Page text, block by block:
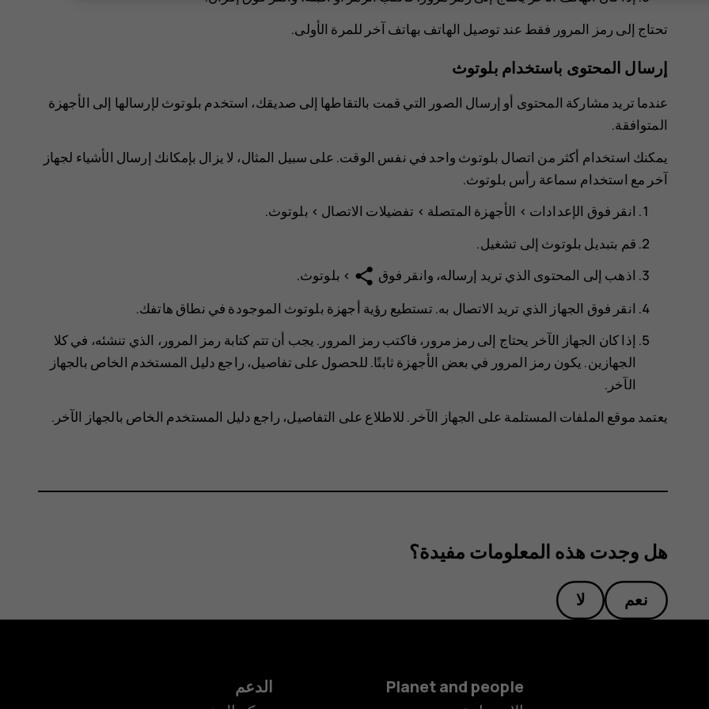
تحتاج إلى رمز المرور فقط عند توصيل الهاتف بهاتف آخر للمرة الأولى.
إرسال المحتوى باستخدام بلوتوث
عندما تريد مشاركة المحتوى أو إرسال الصور التي قمت بالتقاطها إلى صديقك، استخدم بلوتوث لإرسالها إلى الأجهزة
المتوافقة.
يمكنك استخدام أكثر من اتصال بلوتوث واحد في نفس الوقت. على سبيل المثال، لا يزال بإمكانك إرسال الأشياء لجهاز
آخر مع استخدام سماعة رأس بلوتوث.
انقر فوق الإعدادات > الأجهزة المتصلة > تفضيلات الاتصال > بلوتوث.
قم بتبديل بلوتوث إلى تشغيل.
اذهب إلى المحتوى الذي تريد إرساله، وانقر فوق share
> بلوتوث.
انقر فوق الجهاز الذي تريد الاتصال به. تستطيع رؤية أجهزة بلوتوث الموجودة في نطاق هاتفك.
إذا كان الجهاز الآخر يحتاج إلى رمز مرور، فاكتب رمز المرور. يجب أن تتم كتابة رمز المرور، الذي تنشئه، في كلا
الجهازين. يكون رمز المرور في بعض الأجهزة ثابتًا. للحصول على تفاصيل، راجع دليل المستخدم الخاص بالجهاز
الآخر.
يعتمد موقع الملفات المستلمة على الجهاز الآخر. للاطلاع على التفاصيل، راجع دليل المستخدم الخاص بالجهاز الآخر.
هل وجدت هذه المعلومات مفيدة؟
نعم لا
Planet and people
الدعم